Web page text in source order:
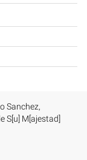
Sanchez,
S[u] M[ajestad]